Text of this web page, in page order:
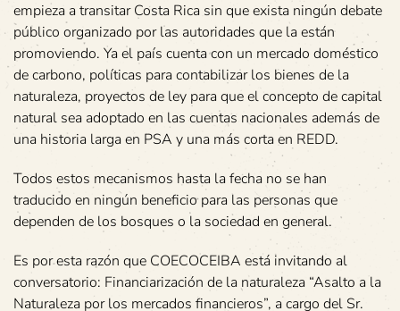
empieza a transitar Costa Rica sin que exista ningún debate
público organizado por las autoridades que la están
promoviendo. Ya el país cuenta con un mercado doméstico
de carbono, políticas para contabilizar los bienes de la
naturaleza, proyectos de ley para que el concepto de capital
natural sea adoptado en las cuentas nacionales además de
una historia larga en PSA y una más corta en REDD.
Todos estos mecanismos hasta la fecha no se han
traducido en ningún beneficio para las personas que
dependen de los bosques o la sociedad en general.
Es por esta razón que COECOCEIBA está invitando al
conversatorio: Financiarización de la naturaleza “Asalto a la
Naturaleza por los mercados financieros”, a cargo del Sr.